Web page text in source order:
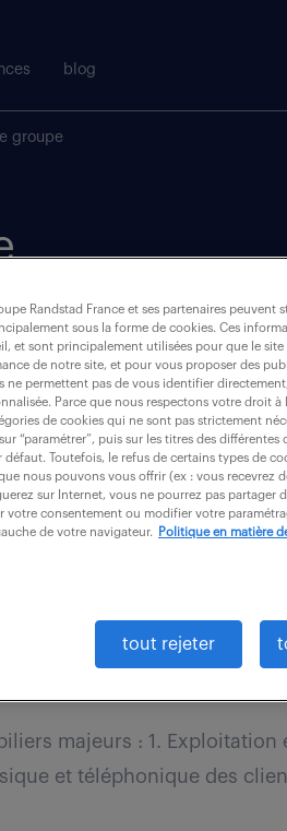
blog
groupe
CDI
(f/h)
majeurs : 1. Exploitation
et téléphonique des
Randstad France et ses partenaires peuvent
sous la forme de cookies. Ces
et sont principalement utilisées pour que le
de notre site, et pour vous proposer des
ne permettent pas de vous identifier
Parce que nous respectons votre droit à
de cookies qui ne sont pas strictement
“paramétrer”, puis sur les titres des différentes
Toutefois, le refus de certains types de
nous pouvons vous offrir (ex : vous recevrez
sur Internet, vous ne pourrez pas partager
votre consentement ou modifier votre
de votre navigateur.
Politique en matière
tout rejeter